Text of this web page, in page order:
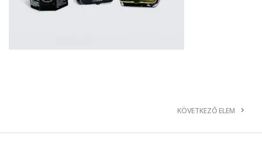
KÖVETKEZŐ ELEM